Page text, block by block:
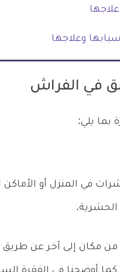
وعلاجها
في الفراش
بما يلي:
في المنزل أو الأماكن
الحشرية.
مكان إلى آخر عن طريق